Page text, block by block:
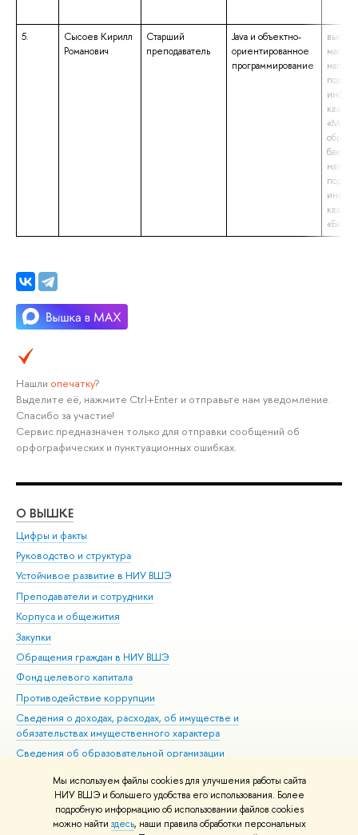
Мы используем файлы cookies для улучшения работы сайта
НИУ ВШЭ и большего удобства его использования. Более
подробную информацию об использовании файлов cookies
можно найти здесь, наши правила обработки персональных
5.
Сысоев Кирилл
Романович
Старший
преподаватель
Java и объектно-
ориентированное
программирование
Нашли опечатку?
Выделите её, нажмите Ctrl+Enter и отправьте нам уведомление.
Спасибо за участие!
Сервис предназначен только для отправки сообщений об
орфографических и пунктуационных ошибках.
О ВЫШКЕ
Цифры и факты
Руководство и структура
Устойчивое развитие в НИУ ВШЭ
Преподаватели и сотрудники
Корпуса и общежития
Закупки
Обращения граждан в НИУ ВШЭ
Фонд целевого капитала
Противодействие коррупции
Сведения о доходах, расходах, об имуществе и
обязательствах имущественного характера
Сведения об образовательной организации
Людям с ограниченными возможностями здоровья
Единая платежная страница
Работа в Вышке